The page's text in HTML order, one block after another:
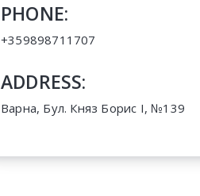
PHONE:
+359898711707
ADDRESS:
Варна, Бул. Княз Борис I, №139